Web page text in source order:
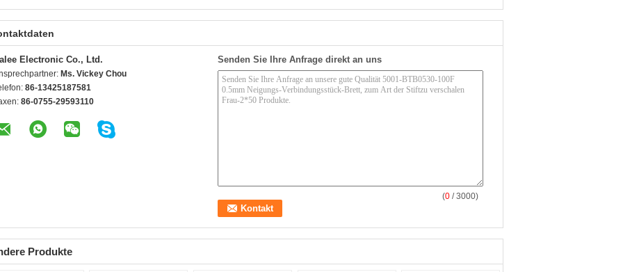
Electronic Co., Ltd.
Ms. Vickey Chou
86-13425187581
86-0755-29593110
Senden Sie Ihre Anfrage direkt an uns
(0 / 3000)
Produkte